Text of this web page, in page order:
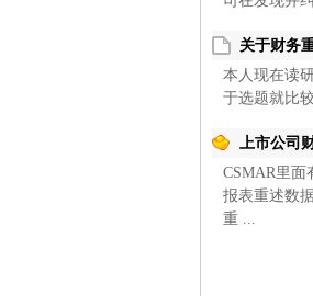
关于财务
本人现在读
于选题就比
上市公司
CSMAR里面
报表重述数
重 ...